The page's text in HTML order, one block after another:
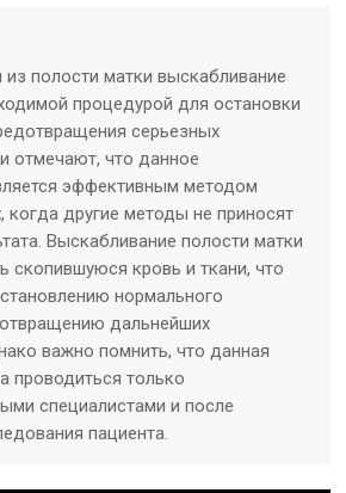
из полости матки выскабливание
процедурой для остановки
серьезных
отмечают, что данное
эффективным методом
когда другие методы не приносят
Выскабливание полости матки
скопившуюся кровь и ткани, что
нормального
дальнейших
важно помнить, что данная
проводиться только
специалистами и после
пациента.